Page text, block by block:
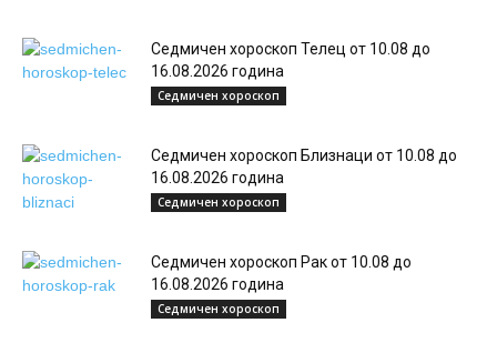
Седмичен хороскоп Телец от 10.08 до
16.08.2026 година
Седмичен хороскоп
Седмичен хороскоп Близнаци от 10.08 до
16.08.2026 година
Седмичен хороскоп
Седмичен хороскоп Рак от 10.08 до
16.08.2026 година
Седмичен хороскоп